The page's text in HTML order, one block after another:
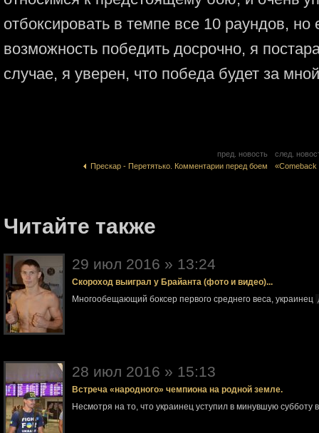
отбоксировать в темпе все 10 раундов, но
возможность победить досрочно, я
случае, я уверен, что победа будет за
пред. новость
Прескар - Перетятько. Комментарии перед боем
след.
«Comeback
Читайте также
29 июл 2016 » 13:24
Скороход выиграл у Брайанта (фото и видео)...
Многообещающий боксер первого среднего веса, украинец
28 июл 2016 » 15:13
Встреча «народного» чемпиона на родной земле.
Несмотря на то, что украинец уступил в минувшую субботу